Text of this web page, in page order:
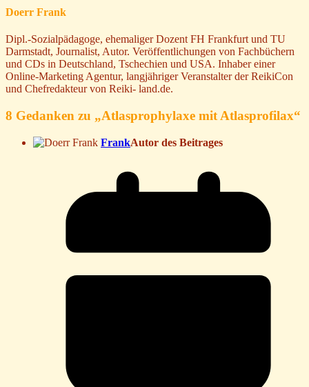
Doerr Frank
Dipl.-Sozialpädagoge, ehemaliger Dozent FH Frankfurt und TU
Darmstadt, Journalist, Autor. Veröffentlichungen von Fachbüchern
und CDs in Deutschland, Tschechien und USA. Inhaber einer
Online-Marketing Agentur, langjähriger Veranstalter der ReikiCon
und Chefredakteur von Reiki- land.de.
8 Gedanken zu „Atlasprophylaxe mit Atlasprofilax“
FrankAutor des Beitrages